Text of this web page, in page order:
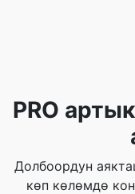
PRO
Долбоордун
көп көлөмдө